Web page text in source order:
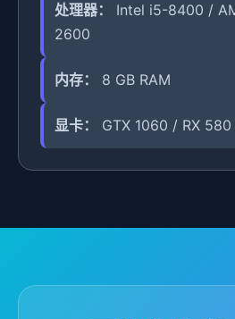
处理器：
Intel i5-8400 /
2600
内存： 8 GB RAM
显卡： GTX 1060 / RX 580